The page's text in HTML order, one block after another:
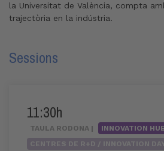
la Universitat de València, compta
trajectòria en la indústria.
Sessions
11:30h
TAULA RODONA |
INNOVATION
CENTRES DE R+D / INNOVATION